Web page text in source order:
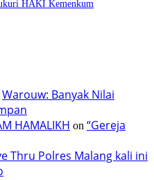
HAKI Kemenkum
Warouw: Banyak Nilai
HAMALIKH on “Gereja
Thru Polres Malang kali ini